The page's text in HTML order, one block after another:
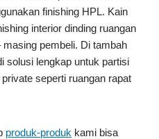
finishing HPL. Kain
interior dinding ruangan
pembeli. Di tambah
solusi lengkap untuk partisi
seperti ruangan rapat
produk-produk kami bisa